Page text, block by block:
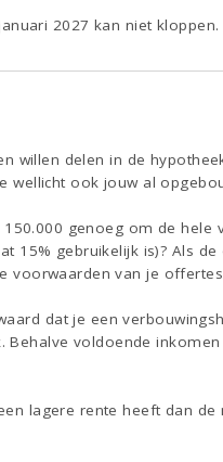
2027 kan niet kloppen.
willen delen in de
wellicht ook jouw al
genoeg om de
15% gebruikelijk is)? Als
voorwaarden van je
dat je een
Behalve voldoende
lagere rente heeft dan